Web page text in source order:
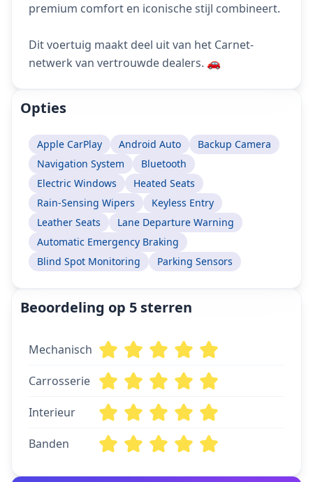
premium comfort en iconische stijl combineert.
Dit voertuig maakt deel uit van het Carnet-
netwerk van vertrouwde dealers. 🚗
Opties
Apple CarPlay Android Auto
Backup Camera
Navigation System
Bluetooth
Electric Windows
Heated Seats
Rain-Sensing Wipers
Keyless Entry
Leather Seats
Lane Departure Warning
Automatic Emergency Braking
Blind Spot Monitoring
Parking Sensors
Beoordeling op 5 sterren
Mechanisch
Carrosserie
Interieur
Banden